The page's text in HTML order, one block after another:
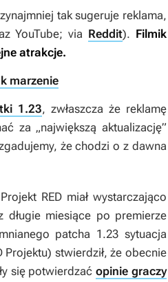
tak sugeruje reklama,
YouTube; via Reddit). Filmik
atrakcje.
marzenie
1.23, zwłaszcza że reklamę
za „największą aktualizację”
że chodzi o z dawna
RED miał wystarczająco
miesiące po premierze
patcha 1.23 sytuacja
stwierdził, że obecnie
się potwierdzaćopinie graczy